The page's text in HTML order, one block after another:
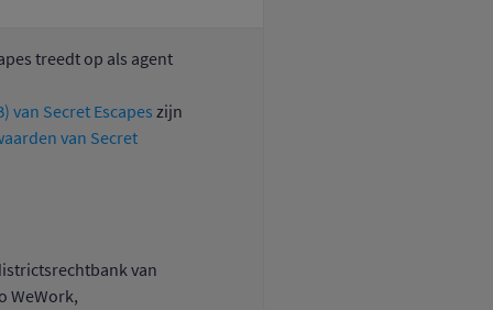
treedt op als agent
van Secret Escapes zijn
van Secret
van
WeWork,